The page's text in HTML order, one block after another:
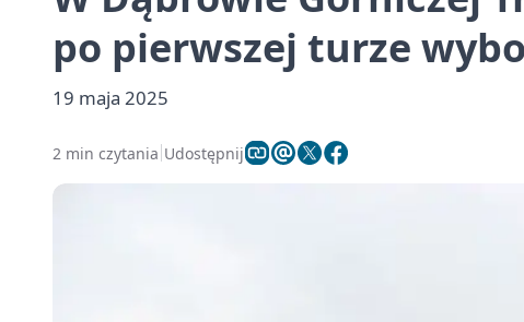
po pierwszej turze
19 maja 2025
2 min czytania Udostępnij